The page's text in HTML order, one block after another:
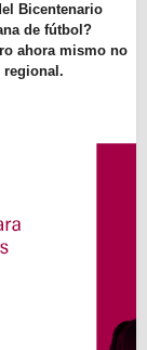
Bicentenario
de fútbol?
ahora mismo no
regional.